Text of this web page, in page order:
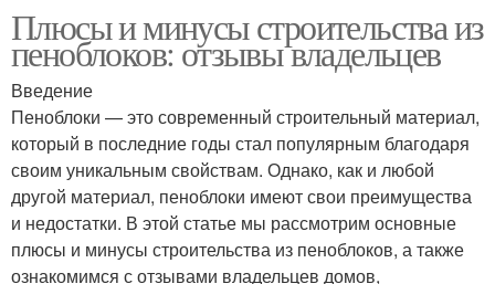
Плюсы и минусы строительства из
пеноблоков: отзывы владельцев
Введение
Пеноблоки — это современный строительный материал,
который в последние годы стал популярным благодаря
своим уникальным свойствам. Однако, как и любой
другой материал, пеноблоки имеют свои преимущества
и недостатки. В этой статье мы рассмотрим основные
плюсы и минусы строительства из пеноблоков, а также
ознакомимся с отзывами владельцев домов,